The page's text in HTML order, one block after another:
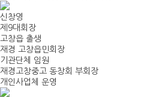
신창영
제9대회장
고창읍 출생
재경 고창읍민회장
기관단체 임원
재경고창중고 동창회 부회장
개인사업체 운영